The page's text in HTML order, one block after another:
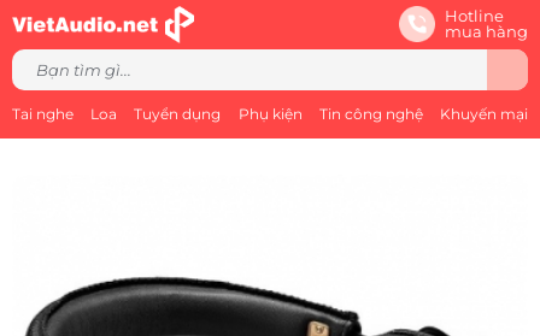
Hotline
mua hàng
Tai nghe Loa Tuyển dụng Phụ kiện Tin công nghệ Khuyến mại